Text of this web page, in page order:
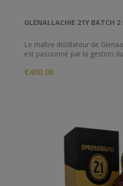
GLENALLACHIE 21Y BATCH
Le maître distillateur de
est passionné par la gestion
trouve l'équilibre parfait entre
Avec une édition très limitée
bouteilles disponibles dans le
GlenAllachie 21 ans est
couleur naturelle et non filtré
que cette sortie annuelle en
GlenAllachie dans sa forme la
€400,00